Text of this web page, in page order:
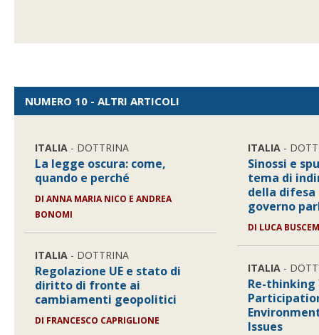
NUMERO 10 - ALTRI ARTICOLI
ITALIA - DOTTRINA
La legge oscura: come,
quando e perché
DIANNA MARIA NICO E ANDREA
BONOMI
ITALIA - DOTTRINA
Regolazione UE e stato di
diritto di fronte ai
cambiamenti geopolitici
DI FRANCESCO CAPRIGLIONE
ITALIA -
Sinossi e
tema di
della
governo
DI LUCA
ITALIA -
Re-thinking
Issues